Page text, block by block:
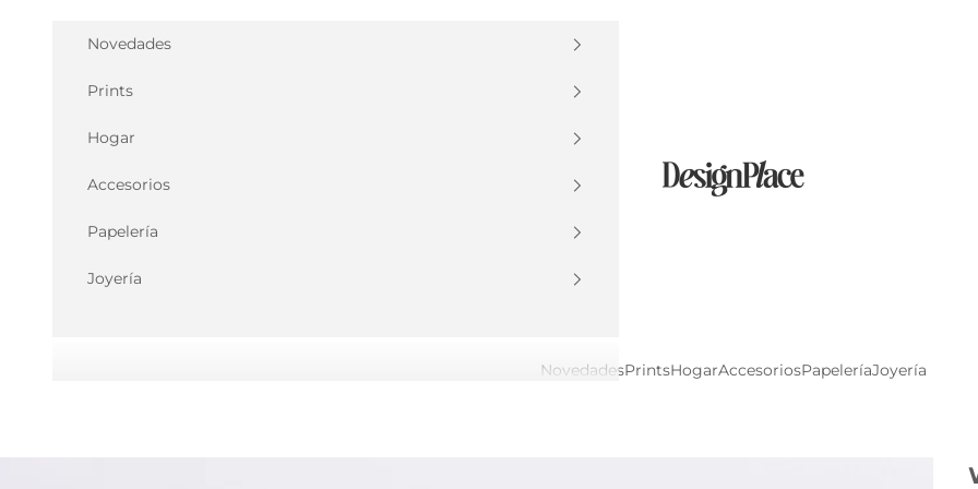
DesignPlace
NovedadesPrintsHogarAccesoriosPapeleríaJoyería
Novedades
Prints
Hogar
Accesorios
Papelería
Joyería